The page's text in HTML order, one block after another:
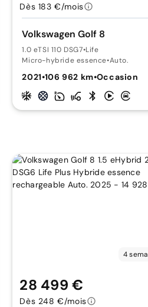
Volkswagen Golf 8
1.0 eTSI 110 DSG7•Life
Micro-hybride essence•Auto.
2021•106 962 km•Occasion
Dès 183 €/mois
4
28 499 €
Dès 248 €/mois